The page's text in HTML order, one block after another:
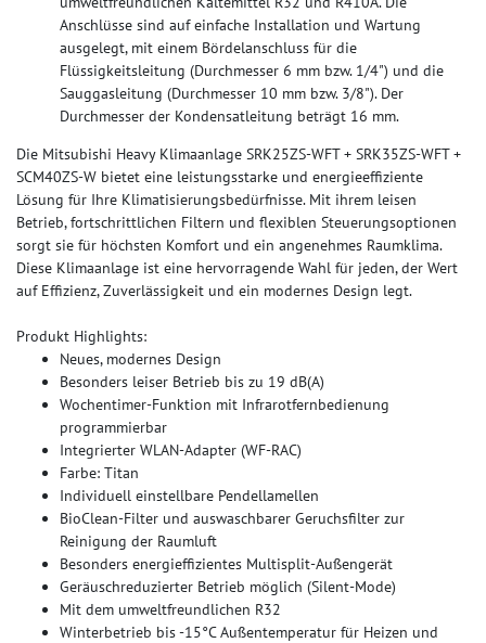
Anschlüsse sind auf einfache Installation und Wartung
ausgelegt, mit einem Bördelanschluss für die
Flüssigkeitsleitung (Durchmesser 6 mm bzw. 1/4") und die
Sauggasleitung (Durchmesser 10 mm bzw. 3/8"). Der
Durchmesser der Kondensatleitung beträgt 16 mm.
Die Mitsubishi Heavy Klimaanlage SRK25ZS-WFT + SRK35ZS-WFT +
SCM40ZS-W bietet eine leistungsstarke und energieeffiziente
Lösung für Ihre Klimatisierungsbedürfnisse. Mit ihrem leisen
Betrieb, fortschrittlichen Filtern und flexiblen Steuerungsoptionen
sorgt sie für höchsten Komfort und ein angenehmes Raumklima.
Diese Klimaanlage ist eine hervorragende Wahl für jeden, der Wert
auf Effizienz, Zuverlässigkeit und ein modernes Design legt.
Produkt Highlights:
Neues, modernes Design
Besonders leiser Betrieb bis zu 19 dB(A)
Wochentimer-Funktion mit Infrarotfernbedienung
programmierbar
Integrierter WLAN-Adapter (WF-RAC)
Farbe: Titan
Individuell einstellbare Pendellamellen
BioClean-Filter und auswaschbarer Geruchsfilter zur
Reinigung der Raumluft
Besonders energieffizientes Multisplit-Außengerät
Geräuschreduzierter Betrieb möglich (Silent-Mode)
Mit dem umweltfreundlichen R32
Winterbetrieb bis -15°C Außentemperatur für Heizen und